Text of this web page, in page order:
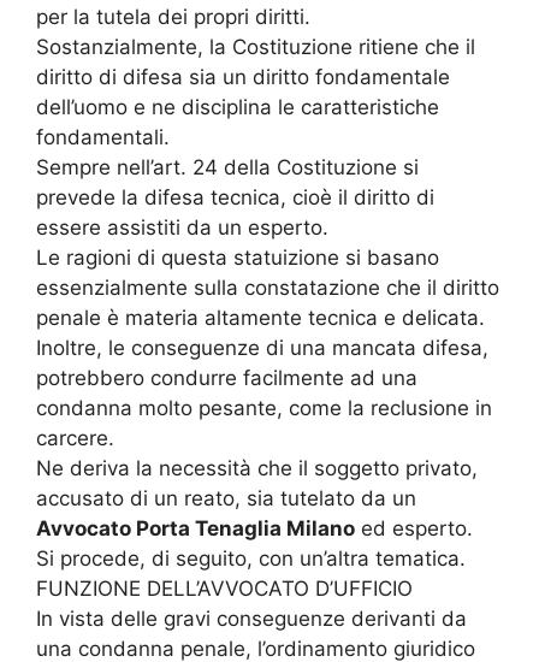
per la tutela dei propri diritti.
Sostanzialmente, la Costituzione ritiene che il
diritto di difesa sia un diritto fondamentale
dell’uomo e ne disciplina le caratteristiche
fondamentali.
Sempre nell’art. 24 della Costituzione si
prevede la difesa tecnica, cioè il diritto di
essere assistiti da un esperto.
Le ragioni di questa statuizione si basano
essenzialmente sulla constatazione che il diritto
penale è materia altamente tecnica e delicata.
Inoltre, le conseguenze di una mancata difesa,
potrebbero condurre facilmente ad una
condanna molto pesante, come la reclusione in
carcere.
Ne deriva la necessità che il soggetto privato,
accusato di un reato, sia tutelato da un
Avvocato Porta Tenaglia Milano ed esperto.
Si procede, di seguito, con un’altra tematica.
FUNZIONE DELL’AVVOCATO D’UFFICIO
In vista delle gravi conseguenze derivanti da
una condanna penale, l’ordinamento giuridico